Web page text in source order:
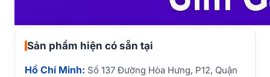
Sản phẩm hiện có sẵn tại
Hồ Chí Minh: Số 137 Đường Hòa Hưng, P12, Quận